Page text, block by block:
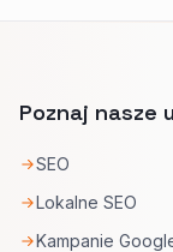
Poznaj nasze
SEO
Lokalne SEO
Kampanie